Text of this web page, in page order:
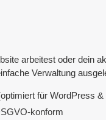
arbeitest oder dein
Verwaltung
für WordPress &
konform